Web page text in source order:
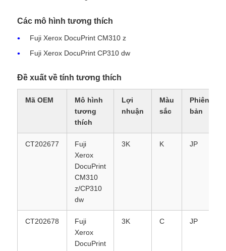
Yêu cầu báo giá
Xerox Toner Chip
Chip mực Lexmark
Các mô hình tương thích
Fuji Xerox DocuPrint CM310 z
Fuji Xerox DocuPrint CP310 dw
Đề xuất về tính tương thích
Mã OEM
Mô hình
tương
thích
Lợi
nhuận
Màu
sắc
Phiên
bản
CT202677
Fuji
Xerox
DocuPrint
CM310
z/CP310
dw
3K K JP
CT202678
Fuji
Xerox
DocuPrint
3K C JP